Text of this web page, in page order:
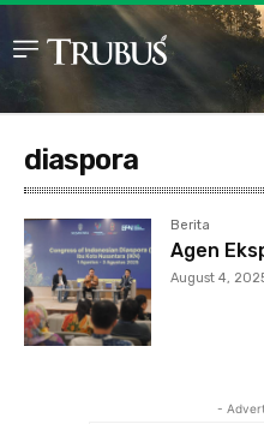
diaspora
Berita
Agen
August 4,
-